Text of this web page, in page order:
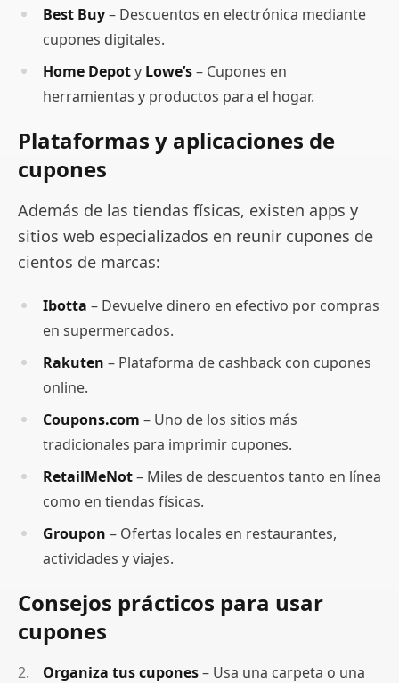
Best Buy– Descuentos en electrónica mediante
cupones digitales.
Home Depoty Lowe’s– Cupones en
herramientas y productos para el hogar.
Plataformas y aplicaciones de
cupones
Además de las tiendas físicas, existen apps y
sitios web especializados en reunir cupones de
cientos de marcas:
Ibotta – Devuelve dinero en efectivo por compras
en supermercados.
Rakuten – Plataforma de cashback con cupones
online.
Coupons.com – Uno de los sitios más
tradicionales para imprimir cupones.
RetailMeNot– Miles de descuentos tanto en línea
como en tiendas físicas.
Groupon – Ofertas locales en restaurantes,
actividades y viajes.
Consejos prácticos para usar
cupones
Organiza tus cupones– Usa una carpeta o una